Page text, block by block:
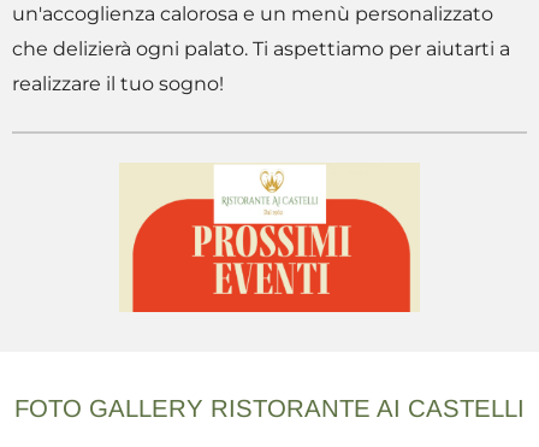
un'accoglienza calorosa e un menù personalizzato
che delizierà ogni palato. Ti aspettiamo per aiutarti a
realizzare il tuo sogno!
FOTO GALLERY RISTORANTE AI CASTELLI